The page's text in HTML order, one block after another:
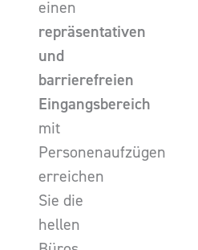
einen
repräsentativen
und
barrierefreien
Eingangsbereich
mit
Personenaufzügen
erreichen
Sie die
hellen